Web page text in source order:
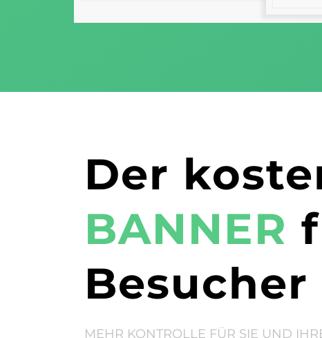
Der
BANNER
Besucher
MEHR KONTROLLE FÜR SIE UND